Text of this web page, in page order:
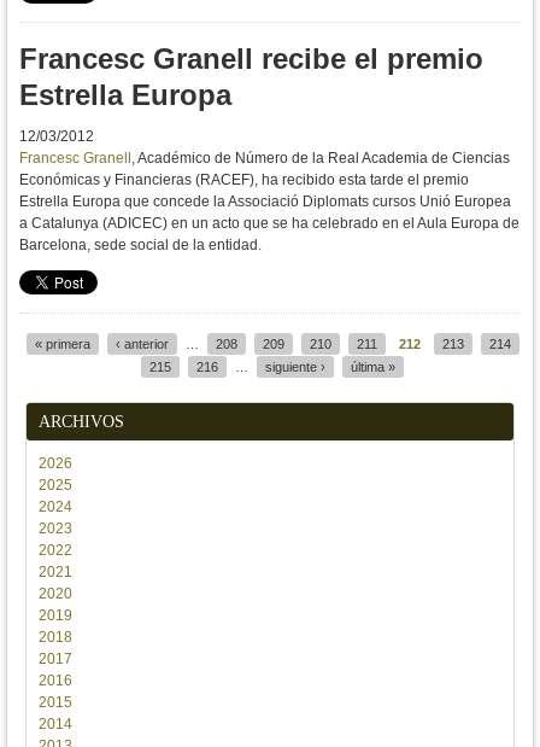
Francesc Granell recibe el premio
Estrella Europa
12/03/2012
Francesc Granell , Académico de Número de la Real Academia de Ciencias
Económicas y Financieras (RACEF), ha recibido esta tarde el premio
Estrella Europa que concede la Associació Diplomats cursos Unió Europea
a Catalunya (ADICEC) en un acto que se ha celebrado en el Aula Europa de
Barcelona, sede social de la entidad.
« primera ‹ anterior 208 209 210 211 212 213
214
215
216 siguiente › última »
ARCHIVOS
2026
2025
2024
2023
2022
2021
2020
2019
2018
2017
2016
2015
2014